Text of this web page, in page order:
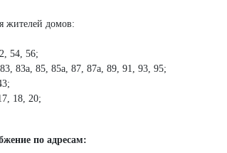
жителей домов:
54, 56;
83а, 85, 85а, 87, 87а, 89, 91, 93, 95;
18, 20;
по адресам: